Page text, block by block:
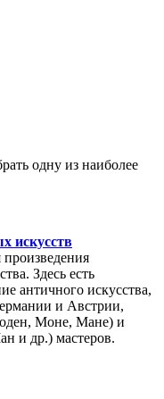
одну из наиболее
искусств
произведения
Здесь есть
античного искусства,
и Австрии,
Моне, Мане) и
и др.) мастеров.